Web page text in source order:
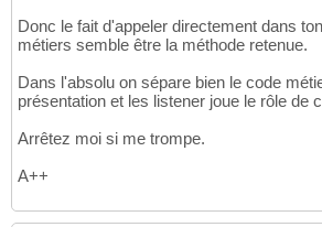
Donc le fait d'appeler directement dans
métiers semble être la méthode retenue.
Dans l'absolu on sépare bien le code
présentation et les listener joue le rôle de
Arrêtez moi si me trompe.
A++